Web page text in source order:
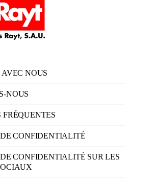
NOUS
NOUS
FRÉQUENTES
CONFIDENTIALITÉ
CONFIDENTIALITÉ SUR LES